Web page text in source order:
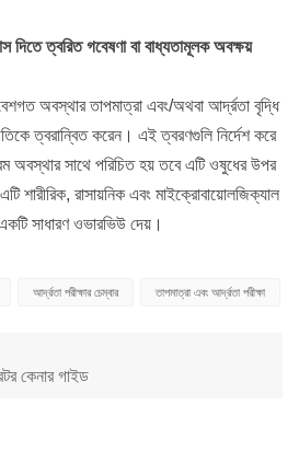
দিতে ত্বরিত গবেষণা বা বাধ্যতামূলক অবক্ষয়
অবস্থার তাপমাত্রা এবং/অথবা আর্দ্রতা বৃদ্ধি
ত্বরান্বিত করেন। এই ত্বরণগুলি নির্দেশ করে
অবস্থার সাথে পরিচিত হয় তবে এটি ওষুধের উপর
শারীরিক, রাসায়নিক এবং মাইক্রোবায়োলজিক্যাল
সাধারণ ওভারভিউ দেয়।
আর্দ্রতা পরীক্ষার চেম্বার তাপমাত্রা এবং আর্দ্রতা পরীক্ষা
কেনার গাইড